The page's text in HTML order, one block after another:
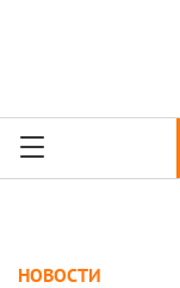
НОВОСТИ